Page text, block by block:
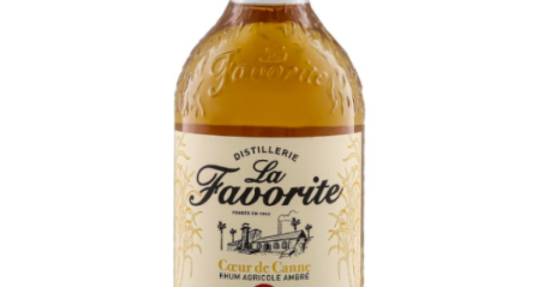
DÉGUSTATIONS & MASTERCLASS
VINS, BIÈRES & CHAMPAGNES